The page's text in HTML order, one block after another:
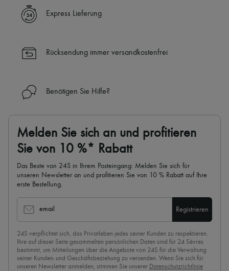
Express Lieferung
Rücksendung immer versandkostenfrei
Benötigen Sie Hilfe?
Melden Sie sich an und profitieren
Sie von 10 %* Rabatt
Das Beste von 24S in Ihrem Posteingang: Melden Sie sich für
unseren Newsletter an und profitieren Sie von 10 % Rabatt auf Ihre
erste Bestellung.
email Registrieren
24S verpflichtet sich, das Privatleben jedes seiner Kunden zu respektieren.
Ihre auf dieser Seite gesammelten persönlichen Daten sind für 24 Sèvres
bestimmt, um Mitteilungen über die Angebote von 24S für die Verwaltung
seiner Kunden- und Geschäftsbeziehung zu versenden. Wenn Sie sich für
unseren Newsletter anmelden, stimmen Sie unserer Datenschutzrichtlinie